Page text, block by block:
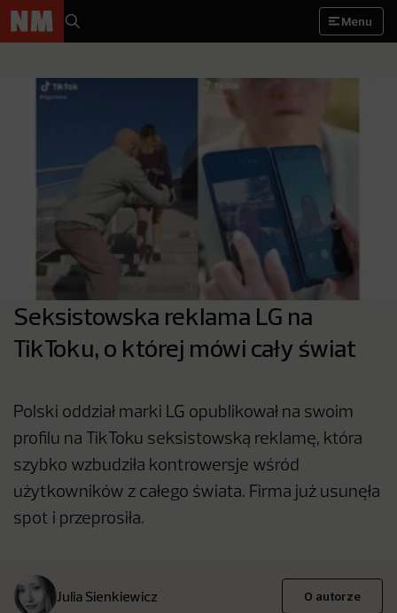
Menu
Seksistowska reklama LG na
TikToku, o której mówi cały świat
Polski oddział marki LG opublikował na swoim
profilu na TikToku seksistowską reklamę, która
szybko wzbudziła kontrowersje wśród
użytkowników z całego świata. Firma już usunęła
spot i przeprosiła.
Julia Sienkiewicz O autorze